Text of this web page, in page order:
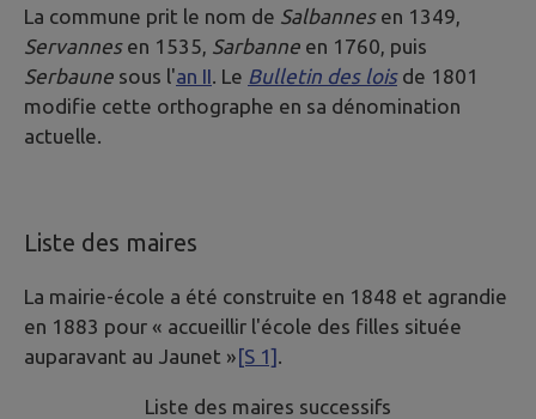
La commune prit le nom de Salbannesen 1349,
Servannesen 1535, Sarbanne en 1760, puis
Serbaune sous l'an II. Le Bulletin des loisde 1801
modifie cette orthographe en sa dénomination
actuelle.
Liste des maires
La mairie-école a été construite en 1848 et agrandie
en 1883 pour « accueillir l'école des filles située
auparavant au Jaunet »[S 1]
Liste des maires successifs